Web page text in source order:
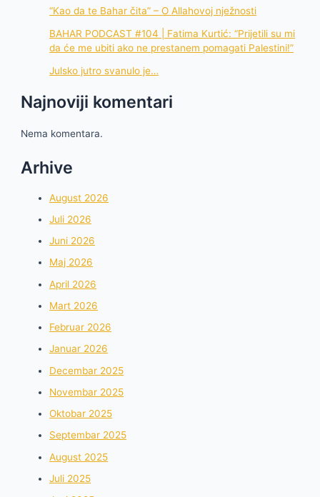
“Kao da te Bahar čita” – O Allahovoj nježnosti
BAHAR PODCAST #104 | Fatima Kurtić: “Prijetili su mi
da će me ubiti ako ne prestanem pomagati Palestini!”
Julsko jutro svanulo je…
Najnoviji komentari
Nema komentara.
Arhive
August 2026
Juli 2026
Juni 2026
Maj 2026
April 2026
Mart 2026
Februar 2026
Januar 2026
Decembar 2025
Novembar 2025
Oktobar 2025
Septembar 2025
August 2025
Juli 2025